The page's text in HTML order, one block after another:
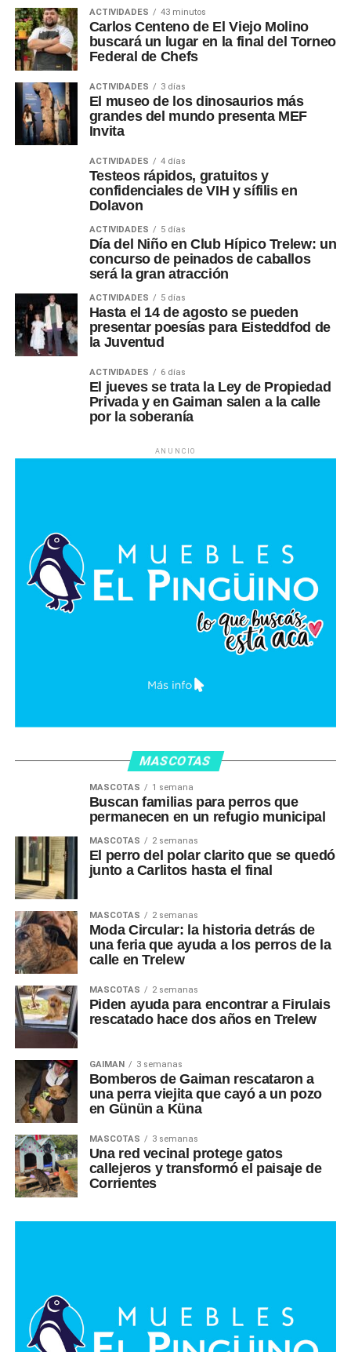
ACTIVIDADES 43 minutos
Carlos Centeno de El Viejo Molino
buscará un lugar en la final del Torneo
Federal de Chefs
ACTIVIDADES 3 días
El museo de los dinosaurios más
grandes del mundo presenta MEF
Invita
ACTIVIDADES 4 días
Testeos rápidos, gratuitos y
confidenciales de VIH y sífilis en
Dolavon
ACTIVIDADES 5 días
Día del Niño en Club Hípico Trelew: un
concurso de peinados de caballos
será la gran atracción
ACTIVIDADES 5 días
Hasta el 14 de agosto se pueden
presentar poesías para Eisteddfod de
la Juventud
ACTIVIDADES 6 días
El jueves se trata la Ley de Propiedad
Privada y en Gaiman salen a la calle
por la soberanía
ANUNCIO
MASCOTAS
MASCOTAS 1 semana
Buscan familias para perros que
permanecen en un refugio municipal
MASCOTAS 2 semanas
El perro del polar clarito que se quedó
junto a Carlitos hasta el final
MASCOTAS 2 semanas
Moda Circular: la historia detrás de
una feria que ayuda a los perros de la
calle en Trelew
MASCOTAS 2 semanas
Piden ayuda para encontrar a Firulais
rescatado hace dos años en Trelew
GAIMAN 3 semanas
Bomberos de Gaiman rescataron a
una perra viejita que cayó a un pozo
en Günün a Küna
MASCOTAS 3 semanas
Una red vecinal protege gatos
callejeros y transformó el paisaje de
Corrientes